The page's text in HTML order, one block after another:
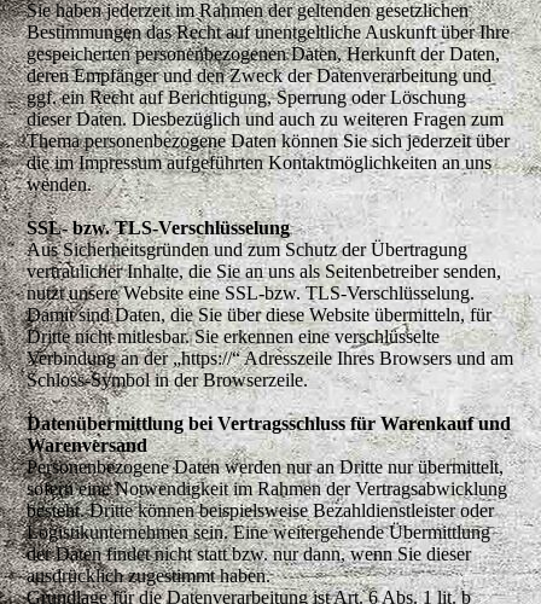
Sie haben jederzeit im Rahmen der geltenden gesetzlichen
Bestimmungen das Recht auf unentgeltliche Auskunft über Ihre
gespeicherten personenbezogenen Daten, Herkunft der Daten,
deren Empfänger und den Zweck der Datenverarbeitung und
ggf. ein Recht auf Berichtigung, Sperrung oder Löschung
dieser Daten. Diesbezüglich und auch zu weiteren Fragen zum
Thema personenbezogene Daten können Sie sich jederzeit über
die im Impressum aufgeführten Kontaktmöglichkeiten an uns
wenden.
SSL- bzw. TLS-Verschlüsselung
Aus Sicherheitsgründen und zum Schutz der Übertragung
vertraulicher Inhalte, die Sie an uns als Seitenbetreiber senden,
nutzt unsere Website eine SSL-bzw. TLS-Verschlüsselung.
Damit sind Daten, die Sie über diese Website übermitteln, für
Dritte nicht mitlesbar. Sie erkennen eine verschlüsselte
Verbindung an der „https://“ Adresszeile Ihres Browsers und am
Schloss-Symbol in der Browserzeile.
Datenübermittlung bei Vertragsschluss für Warenkauf und
Warenversand
Personenbezogene Daten werden nur an Dritte nur übermittelt,
sofern eine Notwendigkeit im Rahmen der Vertragsabwicklung
besteht. Dritte können beispielsweise Bezahldienstleister oder
Logistikunternehmen sein. Eine weitergehende Übermittlung
der Daten findet nicht statt bzw. nur dann, wenn Sie dieser
ausdrücklich zugestimmt haben.
Grundlage für die Datenverarbeitung ist Art. 6 Abs. 1 lit. b